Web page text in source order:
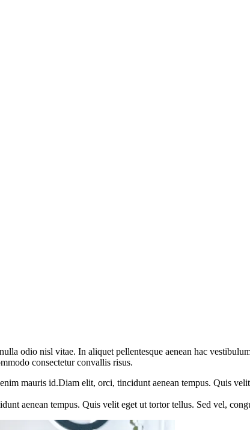
odio nisl vitae. In aliquet pellentesque aenean hac
consectetur convallis risus.
mauris id.Diam elit, orci, tincidunt aenean tempus. Quis
aenean tempus. Quis velit eget ut tortor tellus. Sed vel,